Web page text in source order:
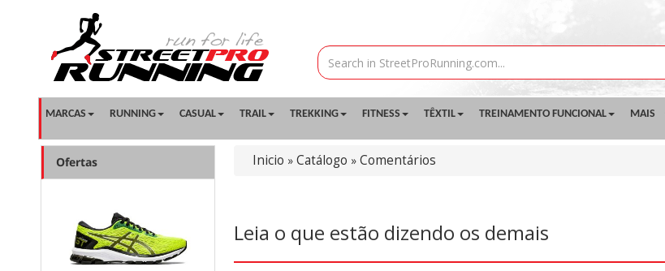
MARCAS RUNNING CASUAL TRAIL TREKKING FITNESS TÊXTIL TREINAMENTO FUNCIONAL MAIS
Inicio » Catálogo » Comentários
Leia o que estão dizendo os demais
Ofertas